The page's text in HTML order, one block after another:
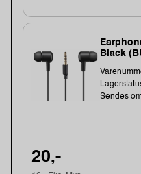
Black
Sendes
20,-